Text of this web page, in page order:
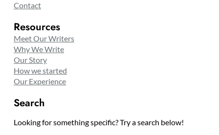
Contact
Resources
Meet Our Writers
Why We Write
Our Story
How we started
Our Experience
Search
Looking for something specific? Try a search below!